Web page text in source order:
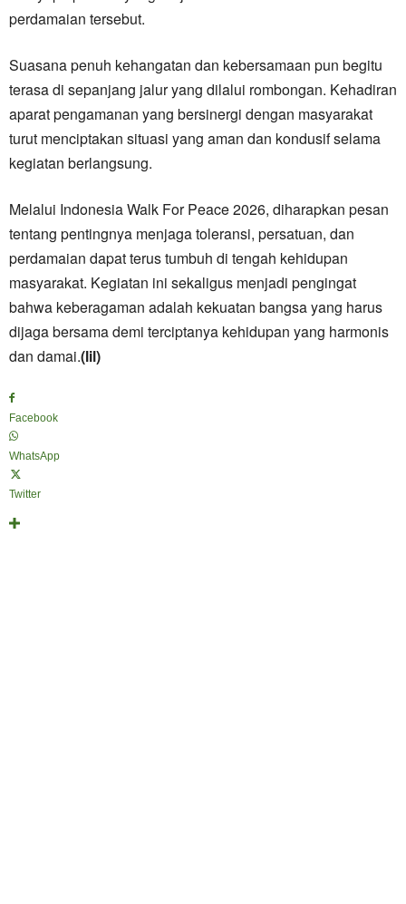
perdamaian tersebut.
Suasana penuh kehangatan dan kebersamaan pun begitu
terasa di sepanjang jalur yang dilalui rombongan. Kehadiran
aparat pengamanan yang bersinergi dengan masyarakat
turut menciptakan situasi yang aman dan kondusif selama
kegiatan berlangsung.
Melalui Indonesia Walk For Peace 2026, diharapkan pesan
tentang pentingnya menjaga toleransi, persatuan, dan
perdamaian dapat terus tumbuh di tengah kehidupan
masyarakat. Kegiatan ini sekaligus menjadi pengingat
bahwa keberagaman adalah kekuatan bangsa yang harus
dijaga bersama demi terciptanya kehidupan yang harmonis
dan damai.(lil)
Facebook
WhatsApp
Twitter